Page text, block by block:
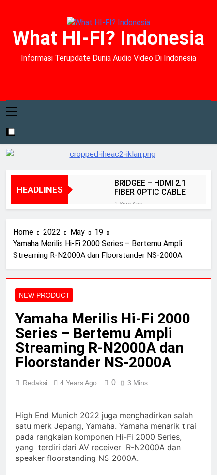
What HI-FI? Indonesia
Informasi Terupdate Dunia Audio Video Di Indonesia
HEADLINES
BRIDGEE – HDMI 2.1
FIBER OPTIC CABLE
1 Year Ago
PLUS
2 Years Ago
Speaker Elac terbaik 2024:
diuji dan diulas oleh tim
2 Years Ago
Review BenQ W5800
2 Years Ago
Elac merilis speaker
terbaru dalam seri Debut
peraih Awards
2 Years Ago
Review Neumann NDH-
headphone dan speaker
Anda
2 Years Ago
Review Vincent DAC-
700
Cabasse merilis speaker
Home 2022 May
19
Yamaha Merilis Hi-Fi 2000 Series – Bertemu Ampli
Streaming R-N2000A dan Floorstander NS-2000A
NEW PRODUCT
Yamaha Merilis Hi-Fi 2000
Series – Bertemu Ampli
Streaming R-N2000A dan
Floorstander NS-2000A
Redaksi 4 Years Ago 0 3 Mins
High End Munich 2022 juga menghadirkan salah
satu merk Jepang, Yamaha. Yamaha menarik tirai
pada rangkaian komponen Hi-Fi 2000 Series,
yang terdiri dari AV receiver R-N2000A dan
speaker floorstanding NS-2000A.